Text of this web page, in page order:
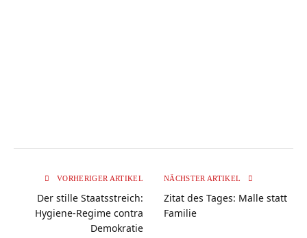
VORHERIGER ARTIKEL
Der stille Staatsstreich:
Hygiene-Regime contra
Demokratie
NÄCHSTER ARTIKEL
Zitat des Tages: Malle statt
Familie